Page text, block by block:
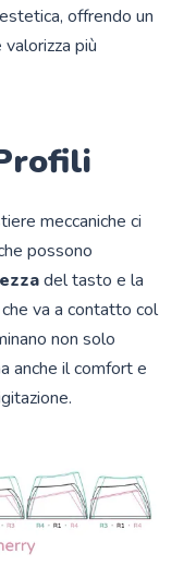
offrendo un
più
meccaniche ci
possono
del tasto e la
che va a contatto col
non solo
anche il comfort e